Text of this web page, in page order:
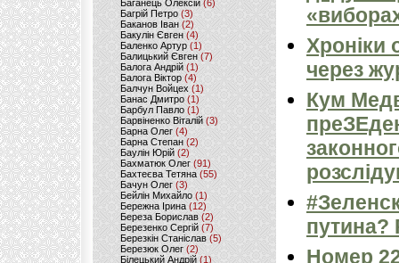
Баганець Олексій(6)
Багрій Петро (3)
Баканов Іван(2)
Бакулін Євген (4)
Баленко Артур(1)
Балицький Євген(7)
Балога Андрій (1)
Балога Віктор (4)
Балчун Войцех (1)
Банас Дмитро (1)
Барбул Павло(1)
Барвіненко Віталій(3)
Барна Олег (4)
Барна Степан (2)
Баулін Юрій (2)
Бахматюк Олег (91)
Бахтеєва Тетяна(55)
Бачун Олег (3)
Бейлін Михайло (1)
Бережна Ірина(12)
Береза Борислав(2)
Березенко Сергій (7)
Березкін Станіслав (5)
Березюк Олег(2)
Білецький Андрій (1)
Хроніки
через
Кум
путина?
Номер